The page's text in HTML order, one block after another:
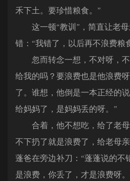
禾下土。要珍惜粮食。”
这一顿“教训”，简直让老母
错：“我错了，以后再不浪费粮
忽而转念一想，不对呀，不
给我的吗？要浪费也是他浪费
了。谁想，他倒是一本正经的
给妈妈了，是妈妈丢的呀。”
合着，他不想吃，给了老母
不下扔了就是浪费了，给老母
蓬爸在旁边补刀：“蓬蓬说的不
是浪费，你丢了，才是浪费呀